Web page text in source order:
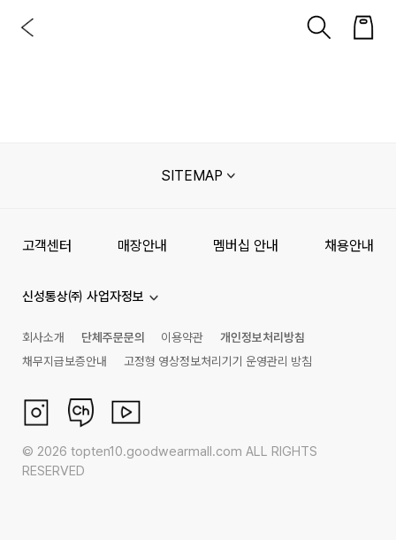
SITEMAP
고객센터 매장안내 멤버십 안내 채용안내
신성통상㈜ 사업자정보
회사소개 단체주문문의 이용약관
개인정보처리방침
채무지급보증안내
고정형 영상정보처리기기 운영관리 방침
© 2026 topten10.goodwearmall.com ALL RIGHTS
RESERVED